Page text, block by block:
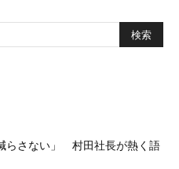
らさない」 村田社長が熱く語